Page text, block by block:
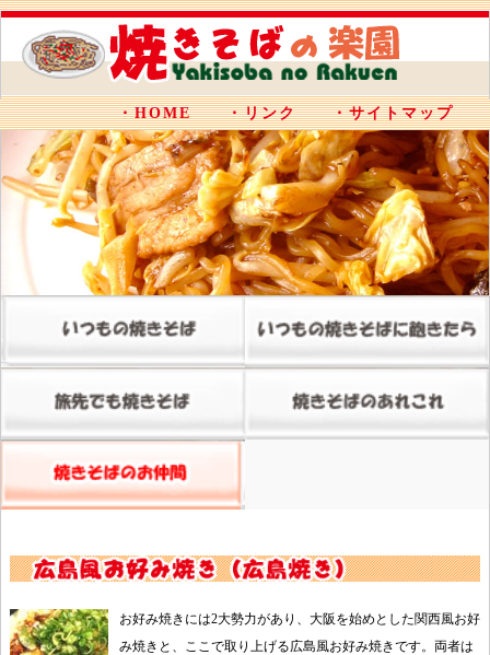
・HOME ・リンク ・サイトマップ
お好み焼きには2大勢力があり、大阪を始めとした関西風お好
み焼きと、ここで取り上げる広島風お好み焼きです。両者は